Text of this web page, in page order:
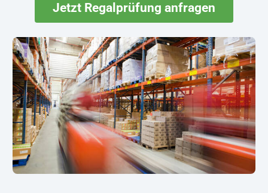
Jetzt Regalprüfung anfragen